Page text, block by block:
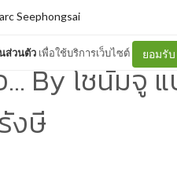
ส่วนตัว เพื่อใช้บริการเว็บไซต์ ยอมรับ
Seephongsai
By โชนัมจู
งษี